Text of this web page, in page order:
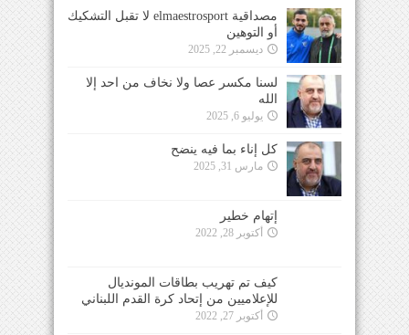
مصداقية elmaestrosport لا تقبل التشكيك
أو التوهين
ديسمبر 22, 2025
لسنا مكسر عصا ولا نخاف من احد إلا
الله
يوليو 6, 2025
كل إناء بما فيه ينضح
مارس 31, 2025
إتهام خطير
أكتوبر 28, 2022
كيف تم تهريب بطاقات المونديال
للإعلاميين من إتحاد كرة القدم اللبناني
أكتوبر 27, 2022